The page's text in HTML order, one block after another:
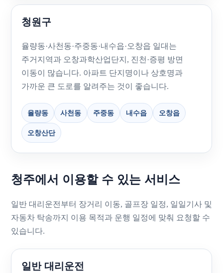
청원구
율량동·사천동·주중동·내수읍·오창읍 일대는
주거지역과 오창과학산업단지, 진천·증평 방면
이동이 많습니다. 아파트 단지명이나 상호명과
가까운 큰 도로를 알려주는 것이 좋습니다.
율량동 사천동 주중동 내수읍 오창읍
오창산단
청주에서 이용할 수 있는 서비스
일반 대리운전부터 장거리 이동, 골프장 일정, 일일기사 및
자동차 탁송까지 이용 목적과 운행 일정에 맞춰 요청할 수
있습니다.
일반 대리운전